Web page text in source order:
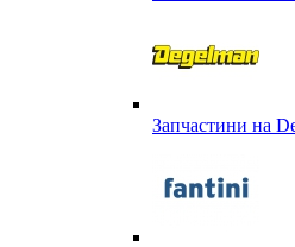
Запчастини на